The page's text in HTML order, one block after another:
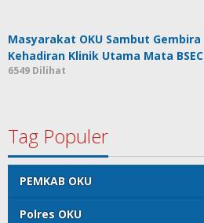
Masyarakat OKU Sambut Gembira
Kehadiran Klinik Utama Mata BSEC
6549 Dilihat
Tag Populer
PEMKAB OKU
Polres OKU